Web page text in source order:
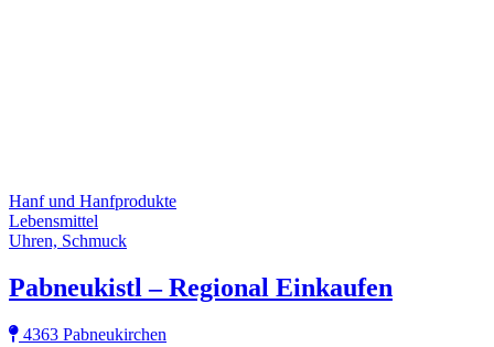
Hanf und Hanfprodukte
Lebensmittel
Uhren, Schmuck
Pabneukistl – Regional Einkaufen
4363 Pabneukirchen